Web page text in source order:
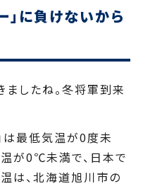
」に負けないから
ましたね。冬将軍到来
は最低気温が0度未
温が0℃未満で、日本で
は、北海道旭川市の